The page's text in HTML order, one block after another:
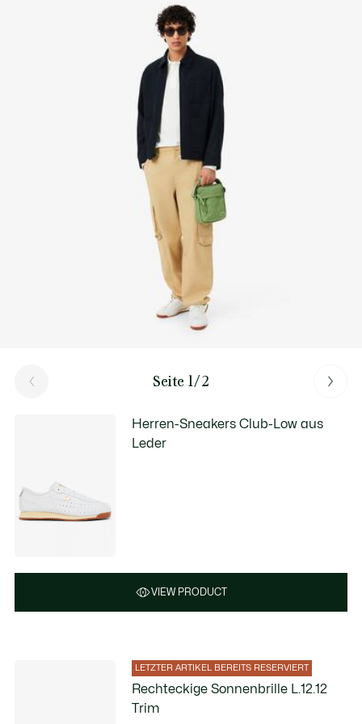
Krokodil auf der Vorderseite
Seite 1/2
Herren-Sneakers Club-Low aus
Leder
VIEW PRODUCT
LETZTER ARTIKEL BEREITS RESERVIERT
Rechteckige Sonnenbrille L.12.12
Trim